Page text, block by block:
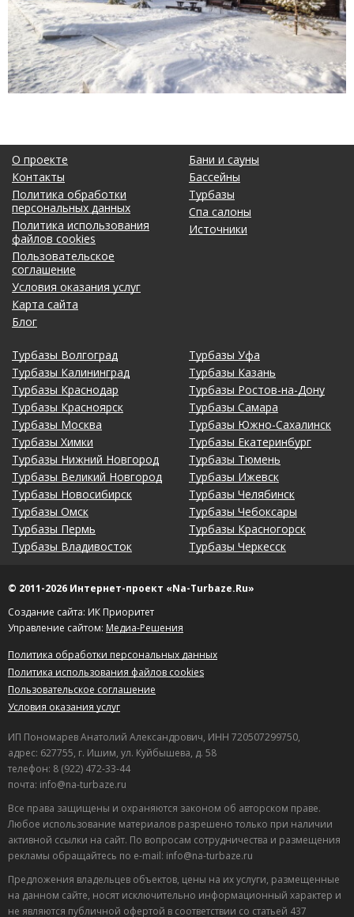
О проекте
Контакты
Политика обработки
персональных данных
Политика использования
файлов cookies
Пользовательское
соглашение
Условия оказания услуг
Карта сайта
Блог
Бани и сауны
Бассейны
Турбазы
Спа салоны
Источники
Турбазы Волгоград
Турбазы Калининград
Турбазы Краснодар
Турбазы Красноярск
Турбазы Москва
Турбазы Химки
Турбазы Нижний Новгород
Турбазы Великий Новгород
Турбазы Новосибирск
Турбазы Омск
Турбазы Пермь
Турбазы Владивосток
Турбазы Уфа
Турбазы Казань
Турбазы Ростов-на-Дону
Турбазы Самара
Турбазы Южно-Сахалинск
Турбазы Екатеринбург
Турбазы Тюмень
Турбазы Ижевск
Турбазы Челябинск
Турбазы Чебоксары
Турбазы Красногорск
Турбазы Черкесск
© 2011-2026 Интернет-проект «Na-Turbaze.Ru»
Создание сайта: ИК Приоритет
Управление сайтом: Медиа-Решения
Политика обработки персональных данных
Политика использования файлов cookies
Пользовательское соглашение
Условия оказания услуг
ИП Пономарев Анатолий Александрович, ИНН 720507299750,
адрес: 627755, г. Ишим, ул. Куйбышева, д. 58
телефон: 8 (922) 472-33-44
почта: info@na-turbaze.ru
Все права защищены и охраняются законом об авторском праве.
Любое использование материалов разрешено только при наличии
активной ссылки на сайт. По вопросам сотрудничества и размещения
рекламы обращайтесь по e-mail: info@na-turbaze.ru
Предложения владельцев объектов, цены на их услуги, размещенные
на данном сайте, носят исключительно информационный характер и
не являются публичной офертой в соответствии со статьей 437